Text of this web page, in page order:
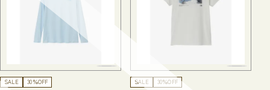
SALE 30％OFF SALE 30％OFF